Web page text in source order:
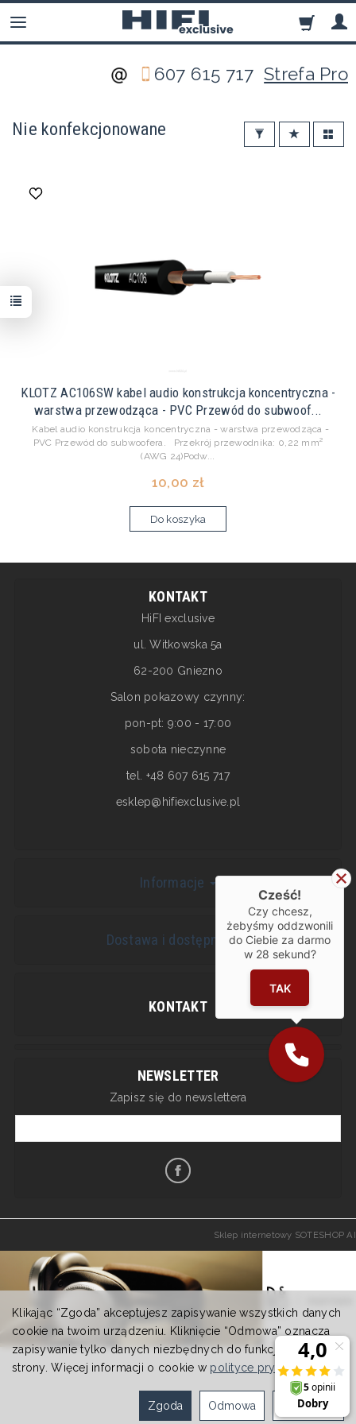
607 615 717Strefa Pro
Nie konfekcjonowane
KLOTZ AC106SW kabel audio konstrukcja koncentryczna -
warstwa przewodząca - PVC Przewód do subwoof...
Kabel audio konstrukcja koncentryczna - warstwa przewodząca -
PVC Przewód do subwoofera. Przekrój przewodnika: 0,22 mm²
(AWG 24)Podw...
10,00 zł
Do koszyka
KONTAKT
HiFI exclusive
ul. Witkowska 5a
62-200 Gniezno
Salon pokazowy czynny:
pon-pt: 9:00 - 17:00
sobota nieczynne
tel. +48 607 615 717
esklep@hifiexclusive.pl
Informacje
Dostawa i dostępność
KONTAKT
NEWSLETTER
Zapisz się do newslettera
Sklep internetowy SOTESHOP AI
Klikając “Zgoda” akceptujesz zapisywanie wszystkich danych
cookie na twoim urządzeniu. Kliknięcie “Odmowa” oznacza
zapisywanie tylko danych niezbędnych do funkcjonowania
strony. Więcej informacji o cookie w polityce prywatności.
Ustawienia
Odmowa
Zgoda
Cześć!
Czy chcesz,
żebyśmy oddzwonili
do Ciebie za darmo
w 28 sekund?
TAK